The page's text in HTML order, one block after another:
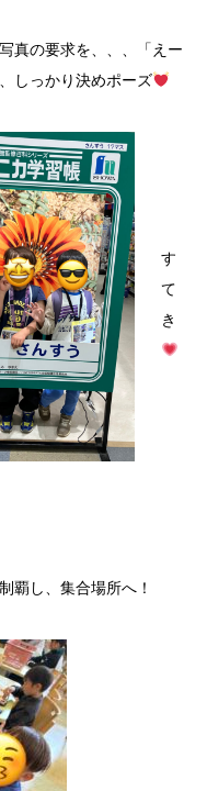
真の要求を、、、「えー
しっかり決めポーズ
す
て
き
覇し、集合場所へ！